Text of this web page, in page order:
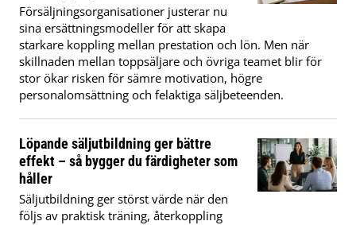
Försäljningsorganisationer justerar nu
sina ersättningsmodeller för att skapa
starkare koppling mellan prestation och lön. Men när
skillnaden mellan toppsäljare och övriga teamet blir för
stor ökar risken för sämre motivation, högre
personalomsättning och felaktiga säljbeteenden.
Löpande säljutbildning ger bättre
effekt – så bygger du färdigheter som
håller
Säljutbildning ger störst värde när den
följs av praktisk träning, återkoppling